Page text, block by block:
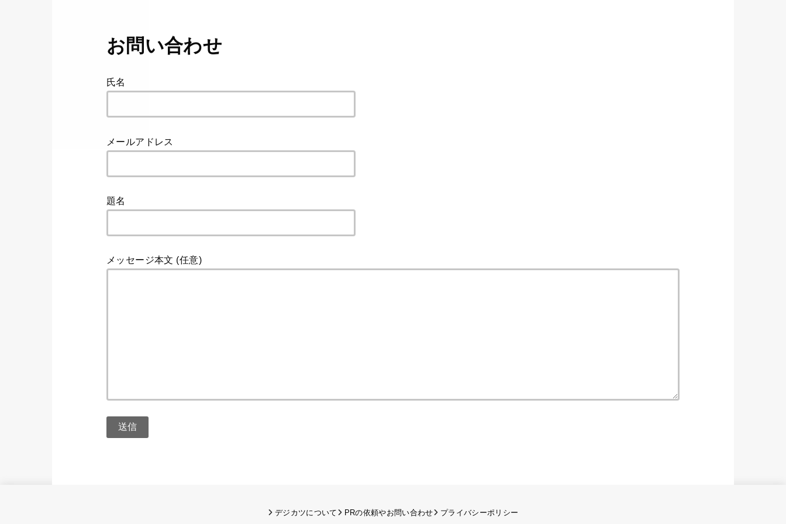
お問い合わせ
氏名
メールアドレス
題名
メッセージ本文 (任意)
デジカツについて PRの依頼やお問い合わせ プライバシーポリシー